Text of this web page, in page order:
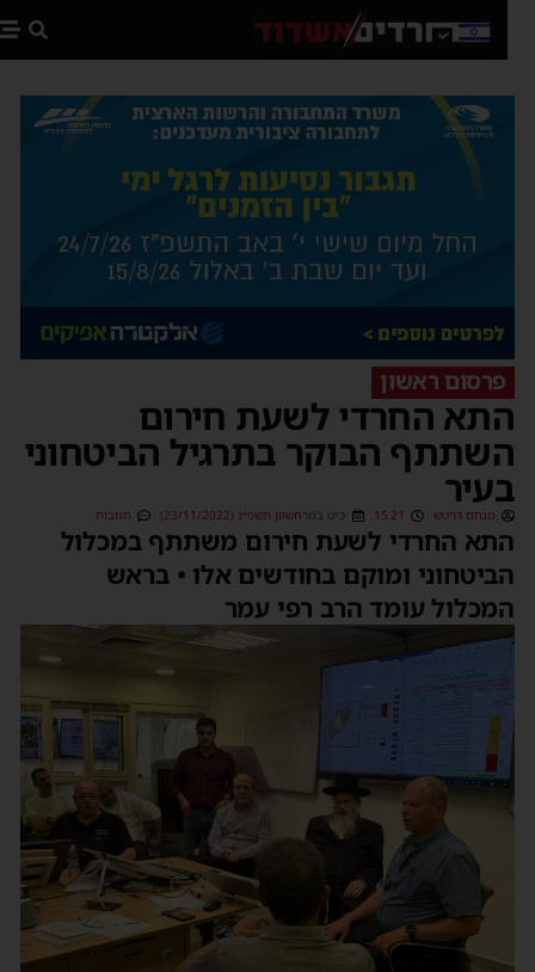
פרסום ראשון
החרדי לשעת חירום
הבוקר בתרגיל הביטחוני
מנחם דויטש 15:21 כ״ט במרחשוון תשפ״ג (23/11/2022) תגובות
החרדי לשעת חירום משתתף במכלול
ומוקם בחודשים אלו • בראש
עומד הרב רפי עמר